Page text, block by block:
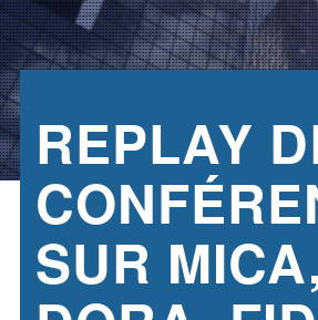
REPLAY
SUR